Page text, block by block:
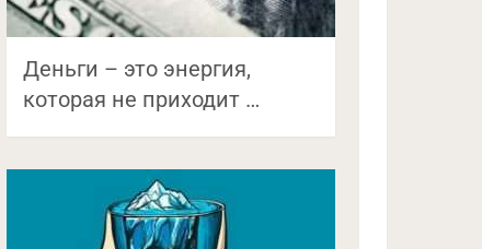
Деньги – это энергия,
которая не приходит …